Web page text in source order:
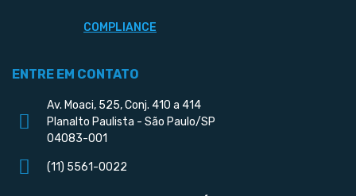
COMPLIANCE
ENTRE EM CONTATO
Av. Moaci, 525, Conj. 410 a 414
Planalto Paulista - São Paulo/SP
04083-001
(11) 5561-0022